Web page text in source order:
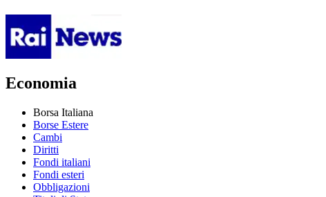
Economia
Borsa Italiana
Borse Estere
Cambi
Diritti
Fondi italiani
Fondi esteri
Obbligazioni